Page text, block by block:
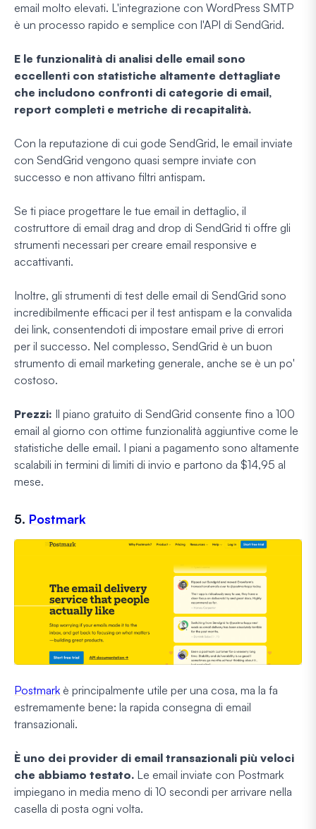
email molto elevati. L'integrazione con WordPress SMTP
è un processo rapido e semplice con l'API di SendGrid.
E le funzionalità di analisi delle email sono
eccellenti con statistiche altamente dettagliate
che includono confronti di categorie di email,
report completi e metriche di recapitalità.
Con la reputazione di cui gode SendGrid, le email inviate
con SendGrid vengono quasi sempre inviate con
successo e non attivano filtri antispam.
Se ti piace progettare le tue email in dettaglio, il
costruttore di email drag and drop di SendGrid ti offre gli
strumenti necessari per creare email responsive e
accattivanti.
Inoltre, gli strumenti di test delle email di SendGrid sono
incredibilmente efficaci per il test antispam e la convalida
dei link, consentendoti di impostare email prive di errori
per il successo. Nel complesso, SendGrid è un buon
strumento di email marketing generale, anche se è un po'
costoso.
Prezzi: Il piano gratuito di SendGrid consente fino a 100
email al giorno con ottime funzionalità aggiuntive come le
statistiche delle email. I piani a pagamento sono altamente
scalabili in termini di limiti di invio e partono da $14,95 al
mese.
5. Postmark
Postmark è principalmente utile per una cosa, ma la fa
estremamente bene: la rapida consegna di email
transazionali.
È uno dei provider di email transazionali più veloci
che abbiamo testato. Le email inviate con Postmark
impiegano in media meno di 10 secondi per arrivare nella
casella di posta ogni volta.